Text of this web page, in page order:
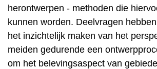
herontwerpen - methoden die
kunnen worden. Deelvragen
het inzichtelijk maken van het
meiden gedurende een
om het belevingsaspect van